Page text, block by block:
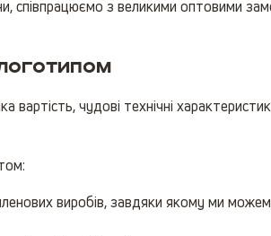
співпрацюємо з великими оптовими
чудові технічні
виробів, завдяки якому ми